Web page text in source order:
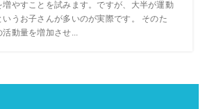
増やすことを試みます。ですが、大半が運動
うお子さんが多いのが実際です。 そのた
動量を増加させ...